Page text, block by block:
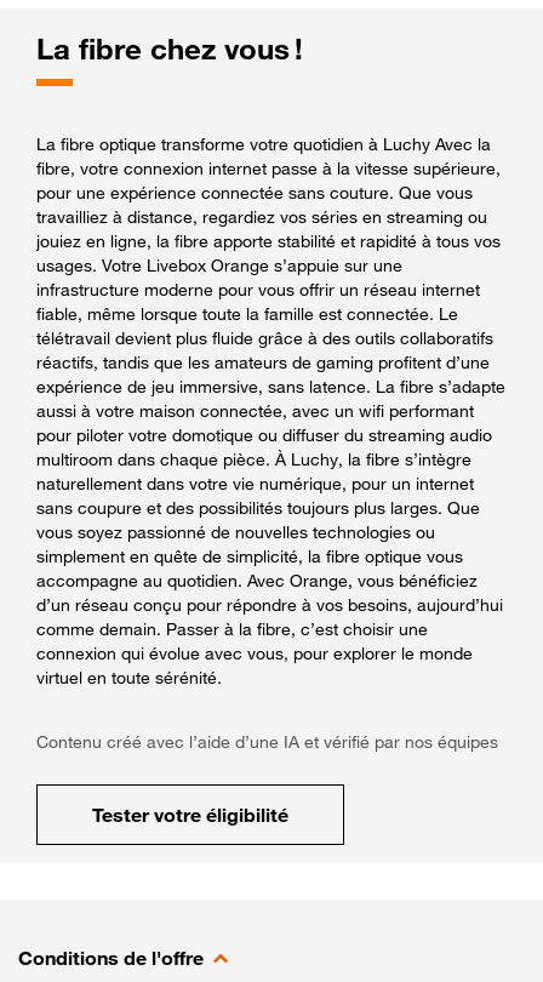
La fibre chez vous !
La fibre optique transforme votre quotidien à Luchy Avec la
fibre, votre connexion internet passe à la vitesse supérieure,
pour une expérience connectée sans couture. Que vous
travailliez à distance, regardiez vos séries en streaming ou
jouiez en ligne, la fibre apporte stabilité et rapidité à tous vos
usages. Votre Livebox Orange s’appuie sur une
infrastructure moderne pour vous offrir un réseau internet
fiable, même lorsque toute la famille est connectée. Le
télétravail devient plus fluide grâce à des outils collaboratifs
réactifs, tandis que les amateurs de gaming profitent d’une
expérience de jeu immersive, sans latence. La fibre s’adapte
aussi à votre maison connectée, avec un wifi performant
pour piloter votre domotique ou diffuser du streaming audio
multiroom dans chaque pièce. À Luchy, la fibre s’intègre
naturellement dans votre vie numérique, pour un internet
sans coupure et des possibilités toujours plus larges. Que
vous soyez passionné de nouvelles technologies ou
simplement en quête de simplicité, la fibre optique vous
accompagne au quotidien. Avec Orange, vous bénéficiez
d’un réseau conçu pour répondre à vos besoins, aujourd’hui
comme demain. Passer à la fibre, c’est choisir une
connexion qui évolue avec vous, pour explorer le monde
virtuel en toute sérénité.
Contenu créé avec l’aide d’une IA et vérifié par nos équipes
Tester votre éligibilité
Conditions de l'offre